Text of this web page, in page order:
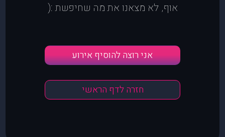
אוף, לא מצאנו את מה שחיפשת :(
אני רוצה להוסיף אירוע
חזרה לדף הראשי